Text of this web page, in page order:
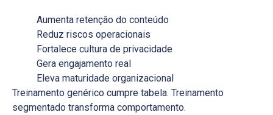
Aumenta retenção do conteúdo
Reduz riscos operacionais
Fortalece cultura de privacidade
Gera engajamento real
Eleva maturidade organizacional
Treinamento genérico cumpre tabela. Treinamento
segmentado transforma comportamento.